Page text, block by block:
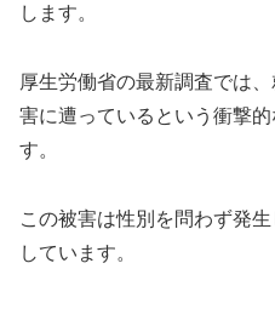
します。
厚生労働省の最新調査では
害に遭っているという衝撃
す。
この被害は性別を問わず発
しています。